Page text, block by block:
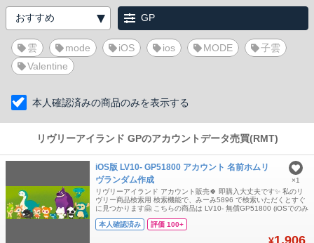
GP
雲 mode iOS ios MODE
子雲
Valentine
本人確認済みの商品のみを表示する
リヴリーアイランド GPのアカウントデータ売買(RMT)
iOS版 LV10- GP51800 アカウント 名前ホムリ
ヴランダム作成
リヴリーアイランド アカウント販売🍀 即購入大丈夫です✨ 私のリ
ヴリー商品検索用 検索機能で、みーみ5896 で検索いただくとすぐ
に見つかります🤗 こちらの商品は LV10- 無償GP51800 (iOSでのみ
成時 名前 ホム リヴリー 作成時期 全部変えて作成してあります🙋‍♀️
本人確認済み 評価 100+
¥1,906
×1